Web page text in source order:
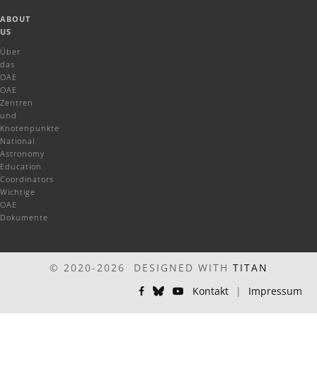
ABOUT
US
Über
das
OAE
OAE
Zentren
und
Knotenpunkte
National
Astronomy
Education
Coordinators
Wichtige
OAE
Dokumente
© 2020-2026 DESIGNED WITH TITAN
Kontakt
| Impressum